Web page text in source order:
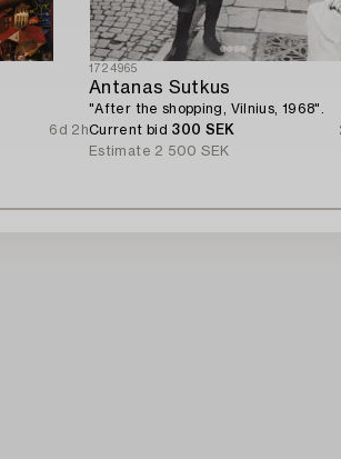
6d 2h
1724965
Antanas Sutkus
"After the shopping, Vilnius, 1968".
Current bid 300 SEK
Estimate 2 500 SEK